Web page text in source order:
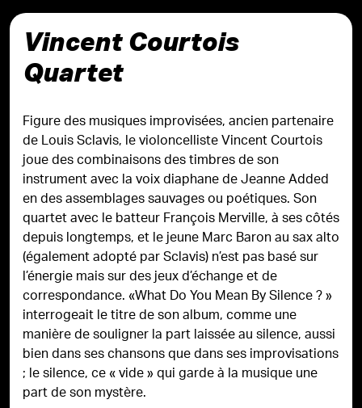
Vincent Courtois
Quartet
Figure des musiques improvisées, ancien partenaire
de Louis Sclavis, le violoncelliste Vincent Courtois
joue des combinaisons des timbres de son
instrument avec la voix diaphane de Jeanne Added
en des assemblages sauvages ou poétiques. Son
quartet avec le batteur François Merville, à ses côtés
depuis longtemps, et le jeune Marc Baron au sax alto
(également adopté par Sclavis) n’est pas basé sur
l’énergie mais sur des jeux d’échange et de
correspondance. «What Do You Mean By Silence ? »
interrogeait le titre de son album, comme une
manière de souligner la part laissée au silence, aussi
bien dans ses chansons que dans ses improvisations
; le silence, ce « vide » qui garde à la musique une
part de son mystère.